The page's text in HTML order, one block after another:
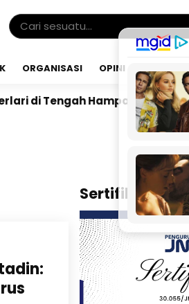
ORGANISASI OPINI
di Tengah Hamparan Sawah
Sertifikat JMSI